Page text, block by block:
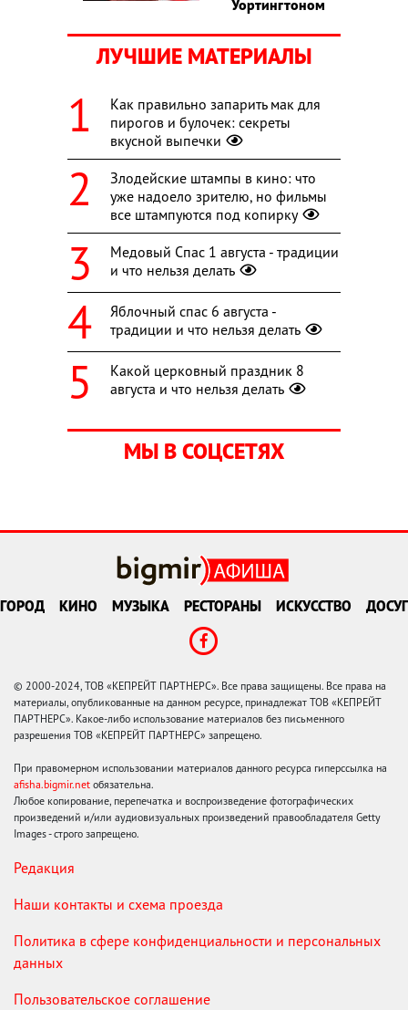
Уортингтоном
ЛУЧШИЕ МАТЕРИАЛЫ
Как правильно запарить мак для
пирогов и булочек: секреты
вкусной выпечки
Злодейские штампы в кино: что
уже надоело зрителю, но фильмы
все штампуются под копирку
Медовый Спас 1 августа - традиции
и что нельзя делать
Яблочный спас 6 августа -
традиции и что нельзя делать
Какой церковный праздник 8
августа и что нельзя делать
МЫ В СОЦСЕТЯХ
ГОРОД КИНО МУЗЫКА РЕСТОРАНЫ ИСКУССТВО ДОСУГ
© 2000-2024, ТОВ «КЕПРЕЙТ ПАРТНЕРС». Все права защищены. Все права на
материалы, опубликованные на данном ресурсе, принадлежат ТОВ «КЕПРЕЙТ
ПАРТНЕРС». Какое-либо использование материалов без письменного
разрешения ТОВ «КЕПРЕЙТ ПАРТНЕРС» запрещено.
При правомерном использовании материалов данного ресурса гиперссылка на
afisha.bigmir.net обязательна.
Любое копирование, перепечатка и воспроизведение фотографических
произведений и/или аудиовизуальных произведений правообладателя Getty
Images - строго запрещено.
Редакция
Наши контакты и схема проезда
Политика в сфере конфиденциальности и персональных
данных
Пользовательское соглашение